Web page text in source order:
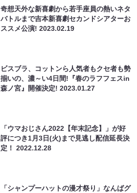
奇想天外な新喜劇から若手座員の熱いネタ
バトルまで吉本新喜劇セカンドシアターお
ススメ公演!2023.02.19
ビスブラ、コットンら人気者もクセ者も勢
揃いの、濃～い4日間!『春のラフフェスin
森ノ宮』開催決定!2023.01.27
「ウマおじさん2022【年末記念】」が好
評につき1月3日(火)まで見逃し配信延長決
定！2022.12.28
「シャンプーハットの漫才祭り」なんばグ